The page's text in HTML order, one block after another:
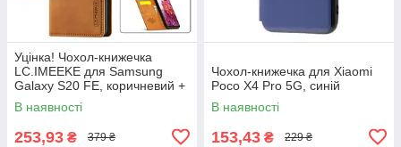
Уцінка! Чохол-книжечка
LC.IMEEKE для Samsung
Galaxy S20 FE, коричневий +
захисне скло
В наявності
253,93 ₴ 379 ₴
Чохол-книжечка для Xiaomi
Poco X4 Pro 5G, синій
В наявності
153,43 ₴ 229 ₴